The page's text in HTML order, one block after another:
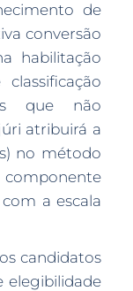
de
conversão
habilitação
que não
atribuirá a
no método
componente
a escala
os candidatos
elegibilidade